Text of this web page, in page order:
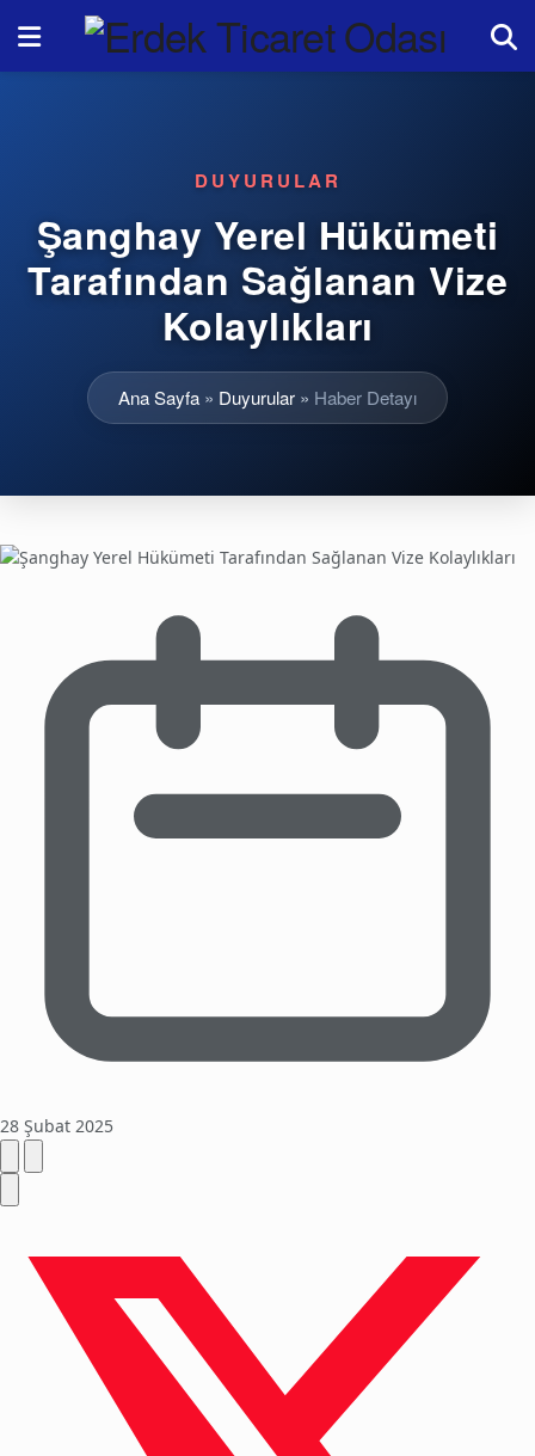
DUYURULAR
Şanghay Yerel Hükümeti
Tarafından Sağlanan Vize
Kolaylıkları
Ana Sayfa » Duyurular » Haber Detayı
28 Şubat 2025